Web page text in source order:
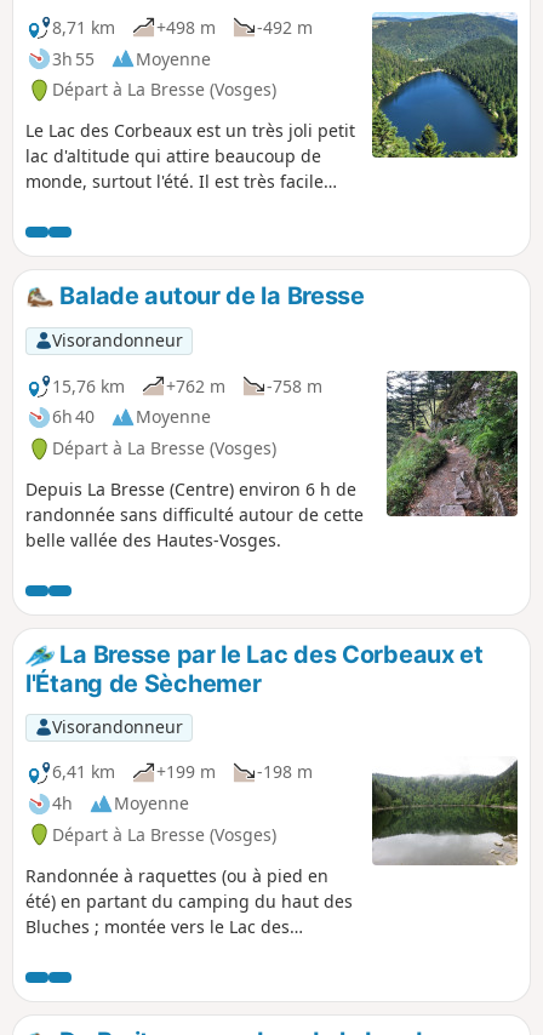
8,71 km
+498 m
-492 m
3h 55
Moyenne
Départ à La Bresse (Vosges)
Le Lac des Corbeaux est un très joli petit
lac d'altitude qui attire beaucoup de
monde, surtout l'été. Il est très facile
cadre idyllique. Au départ, le camping
du Haut des Bluches propose aussi des
locations de superbes cabanes dans les
arbres. Une tyrolienne géante passe
aussi juste au-dessus de nos têtes.
Enfin, bref, c'est à ne pas rater.
Balade autour de la Bresse
Visorandonneur
15,76 km
+762 m
-758 m
6h 40
Moyenne
Départ à La Bresse (Vosges)
Depuis La Bresse (Centre) environ 6 h de
randonnée sans difficulté autour de cette
belle vallée des Hautes-Vosges.
La Bresse par le Lac des Corbeaux et
l'Étang de Sèchemer
Visorandonneur
6,41 km
+199 m
-198 m
4h
Moyenne
Départ à La Bresse (Vosges)
Randonnée à raquettes (ou à pied en
été) en partant du camping du haut des
Bluches ; montée vers le Lac des
Sèchemer.